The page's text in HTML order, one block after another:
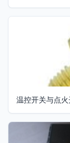
温控开关与点